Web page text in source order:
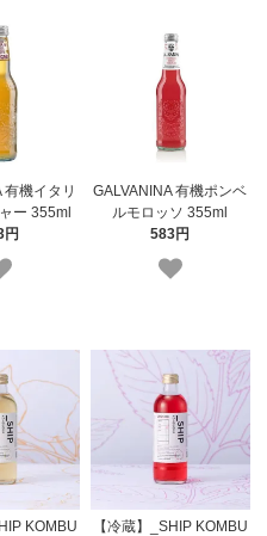
有機イタリ
ー 355ml
円
GALVANINA 有機ポンベ
ルモロッソ 355ml
583円
KOMBU
【冷蔵】_SHIP KOMBU